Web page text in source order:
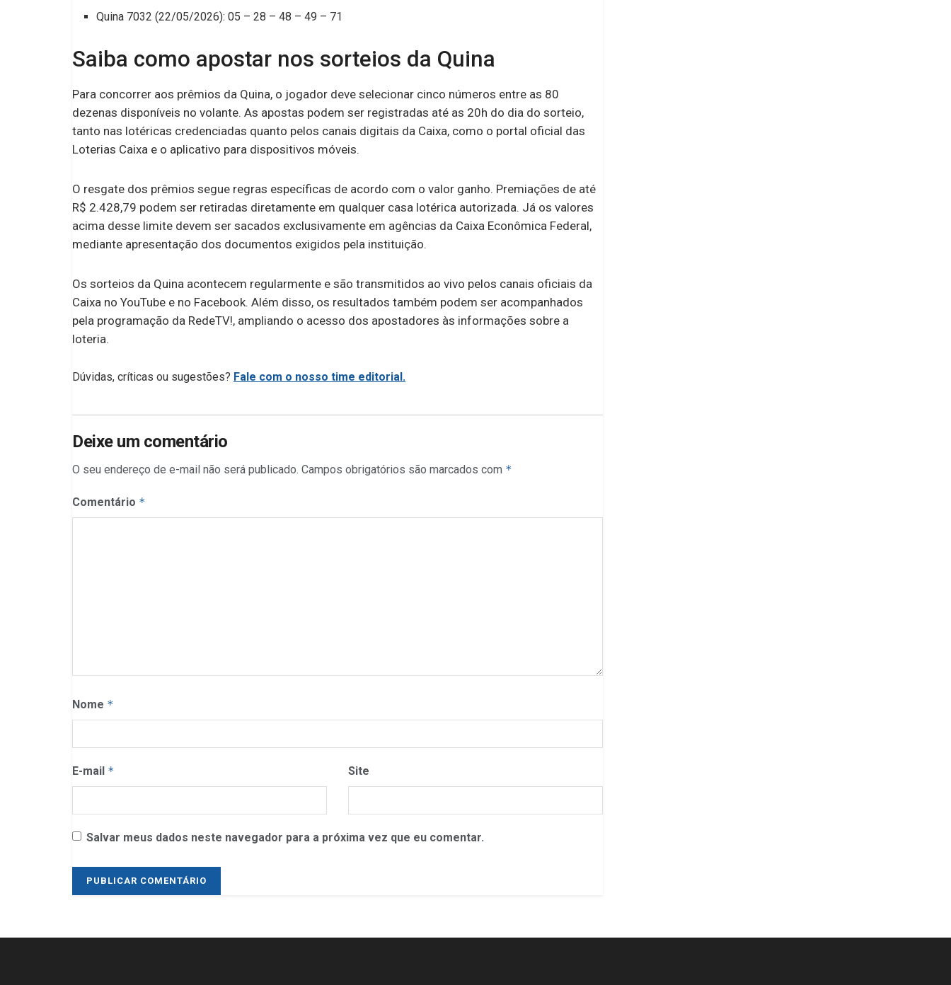
Quina 7032 (22/05/2026): 05 – 28 – 48 – 49 – 71
Saiba como apostar nos sorteios da Quina
Para concorrer aos prêmios da Quina, o jogador deve selecionar cinco números entre as 80
dezenas disponíveis no volante. As apostas podem ser registradas até as 20h do dia do sorteio,
tanto nas lotéricas credenciadas quanto pelos canais digitais da Caixa, como o portal oficial das
Loterias Caixa e o aplicativo para dispositivos móveis.
O resgate dos prêmios segue regras específicas de acordo com o valor ganho. Premiações de até
R$ 2.428,79 podem ser retiradas diretamente em qualquer casa lotérica autorizada. Já os valores
acima desse limite devem ser sacados exclusivamente em agências da Caixa Econômica Federal,
mediante apresentação dos documentos exigidos pela instituição.
Os sorteios da Quina acontecem regularmente e são transmitidos ao vivo pelos canais oficiais da
Caixa no YouTube e no Facebook. Além disso, os resultados também podem ser acompanhados
pela programação da RedeTV!, ampliando o acesso dos apostadores às informações sobre a
loteria.
Dúvidas, críticas ou sugestões? Fale com o nosso time editorial.
Deixe um comentário
O seu endereço de e-mail não será publicado. Campos obrigatórios são marcados com *
Comentário *
Nome *
E-mail * Site
Salvar meus dados neste navegador para a próxima vez que eu comentar.